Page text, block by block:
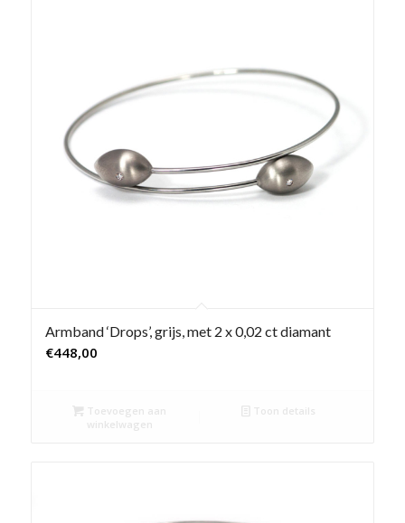
Armband ‘Drops’, grijs, met 2 x 0,02 ct diamant
€448,00
Toevoegen aan
winkelwagen
Toon details